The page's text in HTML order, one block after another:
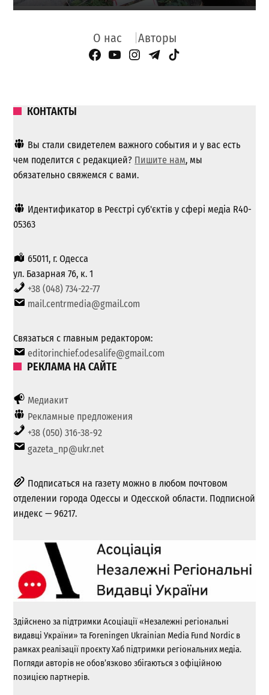
О нас Авторы
Facebook Page
YouTube
Instagram
Telegram
TikTok
КОНТАКТЫ
Вы стали свидетелем важного события и у вас есть
чем поделится с редакцией? Пишите нам, мы
обязательно свяжемся с вами.
Идентификатор в Реєстрі суб'єктів у сфері медіа R40-
05363
65011, г. Одесса
ул. Базарная 76, к. 1
+38 (048) 734-22-77
mail.centrmedia@gmail.com
Связаться с главным редактором:
editorinchief.odesalife@gmail.com
РЕКЛАМА НА САЙТЕ
Медиакит
Рекламные предложения
+38 (050) 316-38-92
gazeta_np@ukr.net
Подписаться на газету можно в любом почтовом
отделении города Одессы и Одесской области. Подписной
индекс — 96217.
Здійснено за підтримки Асоціації «Незалежні регіональні
видавці України» та Foreningen Ukrainian Media Fund Nordic в
рамках реалізації проєкту Хаб підтримки регіональних медіа.
Погляди авторів не обов’язково збігаються з офіційною
позицією партнерів.